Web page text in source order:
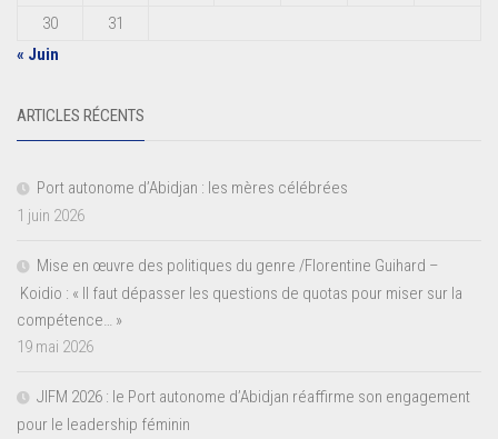
30
31
« Juin
ARTICLES RÉCENTS
Port autonome d’Abidjan : les mères célébrées
1 juin 2026
Mise en œuvre des politiques du genre /Florentine Guihard –
Koidio : « Il faut dépasser les questions de quotas pour miser sur la
compétence… »
19 mai 2026
JIFM 2026 : le Port autonome d’Abidjan réaffirme son engagement
pour le leadership féminin